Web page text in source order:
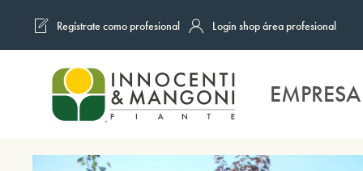
Skip to main content
Regístrate como profesional Login shop área profesional
EMPRESA